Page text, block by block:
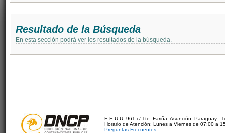
Resultado de la Búsqueda
En esta sección podrá ver los resultados de la búsqueda.
E.E.U.U. 961 c/ Tte. Fariña. Asunción, Paraguay -
Horario de Atención: Lunes a Viernes de 07:00 a
Preguntas Frecuentes